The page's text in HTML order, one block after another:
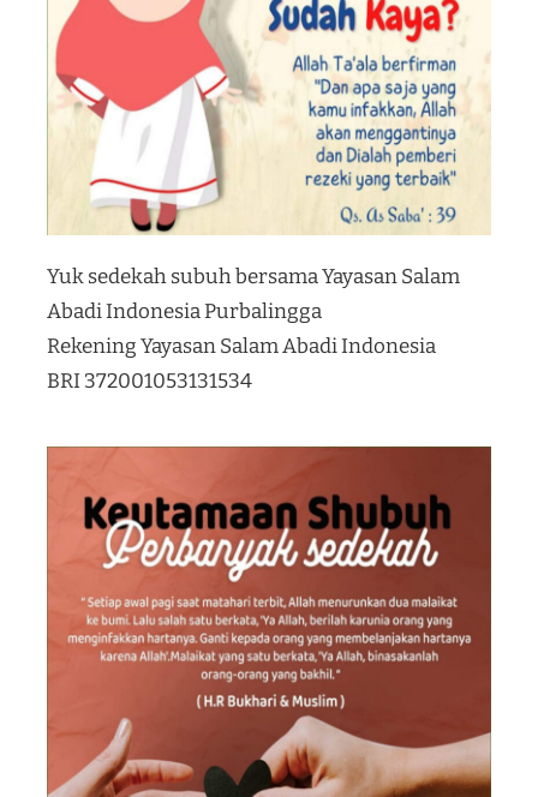
Yuk sedekah subuh bersama Yayasan Salam
Abadi Indonesia Purbalingga
Rekening Yayasan Salam Abadi Indonesia
BRI 372001053131534